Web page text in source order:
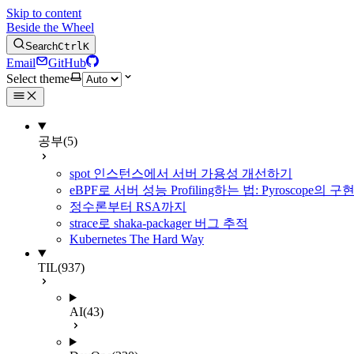
Skip to content
Beside the Wheel
SearchCtrlK
Email
GitHub
Select theme
공부(5)
spot 인스턴스에서 서버 가용성 개선하기
eBPF로 서버 성능 Profiling하는 법: Pyroscope의 구
정수론부터 RSA까지
strace로 shaka-packager 버그 추적
Kubernetes The Hard Way
TIL(937)
AI(43)